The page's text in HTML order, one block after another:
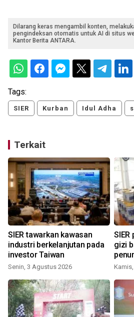
Dilarang keras mengambil konten,
pengindeksan otomatis untuk AI di situs
Kantor Berita ANTARA.
Tags:
SIER Kurban Idul Adha
Terkait
SIER tawarkan kawasan
industri berkelanjutan pada
investor Taiwan
Senin, 3 Agustus 2026
SIER
gizi